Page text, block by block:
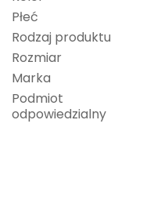
Haago
Hanwag
Hoka
Hydrapak
Płeć
Rodzaj produktu
Rozmiar
Marka
Podmiot
odpowiedzialny